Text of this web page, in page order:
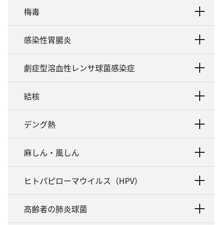
梅毒
感染性胃腸炎
劇症型溶血性レンサ球菌感染症
結核
デング熱
麻しん・風しん
ヒトパピローマウイルス（HPV）
高齢者の肺炎球菌